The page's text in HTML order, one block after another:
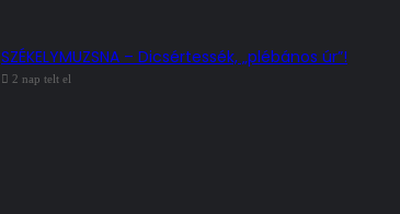
SZÉKELYMUZSNA – Dicsértessék, „plébános úr”!
2 nap telt el